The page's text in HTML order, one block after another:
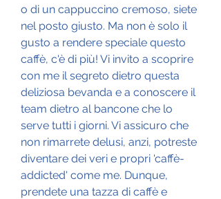
o di un cappuccino cremoso, siete
nel posto giusto. Ma non è solo il
gusto a rendere speciale questo
caffè, c'è di più! Vi invito a scoprire
con me il segreto dietro questa
deliziosa bevanda e a conoscere il
team dietro al bancone che lo
serve tutti i giorni. Vi assicuro che
non rimarrete delusi, anzi, potreste
diventare dei veri e propri 'caffè-
addicted' come me. Dunque,
prendete una tazza di caffè e